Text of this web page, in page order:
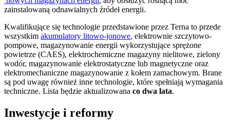
zainstalowaną odnawialnych źródeł energii.
Kwalifikujące się technologie przedstawione przez Terna to przede
wszystkim akumulatory litowo-jonowe, elektrownie szczytowo-
pompowe, magazynowanie energii wykorzystujące sprężone
powietrze (CAES), elektrochemiczne magazyny nielitowe, zielony
wodór, magazynowanie elektrostatyczne lub magnetyczne oraz
elektromechaniczne magazynowanie z kołem zamachowym. Brane
są pod uwagę również inne technologie, które spełniają wymagania
techniczne. Lista będzie aktualizowana co dwa lata.
Inwestycje i reformy